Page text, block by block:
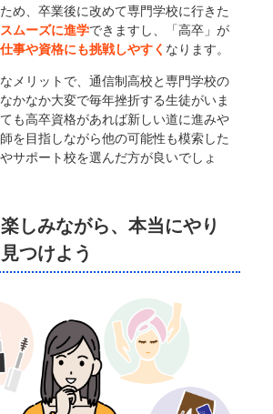
め、卒業後に改めて専門学校に行きた
スムーズに進学できますし、「高卒」が
仕事や資格にも挑戦しやすく なります。
メリットで、通信制高校と専門学校の
かなか大変で毎年挫折する生徒がいま
も高卒資格があれば新しい道に進みや
を目指しながら他の可能性も模索した
サポート校を選んだ方が良いでしょ
しみながら、本当にやり
つけよう